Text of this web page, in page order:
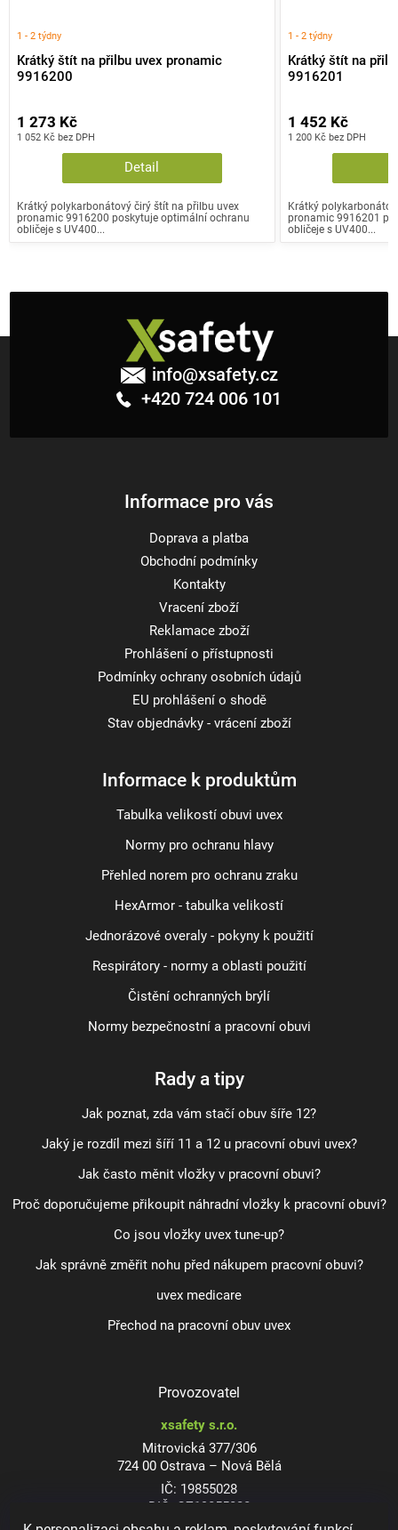
Krátký štít na přilbu uvex pronamic
9916200
1 - 2 týdny
1 052 Kč bez DPH
1 273 Kč
Detail
Krátký polykarbonátový čirý štít na přilbu uvex
pronamic 9916200 poskytuje optimální ochranu
obličeje s UV400...
Krátký štít na
9916201
1 - 2 týdny
1 200 Kč bez DPH
1 452 Kč
Krátký
pronamic 9916201
obličeje s UV400...
info@xsafety.cz
+420 724 006 101
Informace pro vás
Doprava a platba
Obchodní podmínky
Kontakty
Vracení zboží
Reklamace zboží
Prohlášení o přístupnosti
Podmínky ochrany osobních údajů
EU prohlášení o shodě
Stav objednávky - vrácení zboží
Informace k produktům
Tabulka velikostí obuvi uvex
Normy pro ochranu hlavy
Přehled norem pro ochranu zraku
HexArmor - tabulka velikostí
Jednorázové overaly - pokyny k použití
Respirátory - normy a oblasti použití
Čistění ochranných brýlí
Normy bezpečnostní a pracovní obuvi
Rady a tipy
Jak poznat, zda vám stačí obuv šíře 12?
Jaký je rozdíl mezi šíří 11 a 12 u pracovní obuvi uvex?
Jak často měnit vložky v pracovní obuvi?
Proč doporučujeme přikoupit náhradní vložky k pracovní obuvi?
Co jsou vložky uvex tune-up?
Jak správně změřit nohu před nákupem pracovní obuvi?
uvex medicare
Přechod na pracovní obuv uvex
Provozovatel
xsafety s.r.o.
Mitrovická 377/306
724 00 Ostrava – Nová Bělá
IČ: 19855028
DIČ: CZ19855028